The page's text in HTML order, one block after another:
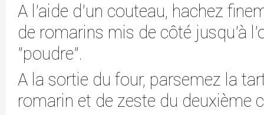
A l'aide d'un couteau, hachez
de romarins mis de côté jusqu'à
"poudre".
A la sortie du four, parsemez la
romarin et de zeste du deuxième